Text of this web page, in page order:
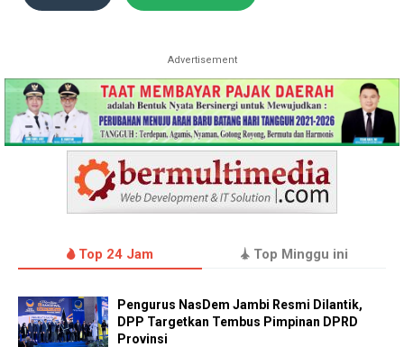
Advertisement
Top 24 Jam Top Minggu ini
Pengurus NasDem Jambi Resmi Dilantik,
DPP Targetkan Tembus Pimpinan DPRD
Provinsi